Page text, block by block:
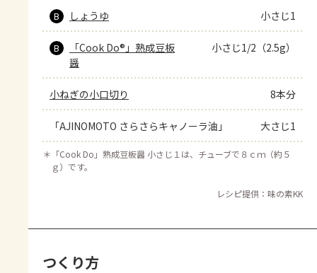
B しょうゆ 小さじ1
B
「Cook Do®」熟成豆板
醤
小さじ1/2（2.5g）
小ねぎの小口切り 8本分
「AJINOMOTO さらさらキャノーラ油」 大さじ1
＊ 「Cook Do」熟成豆板醤 小さじ１は、チューブで８ｃｍ（約５
ｇ）です。
レシピ提供：味の素KK
つくり方